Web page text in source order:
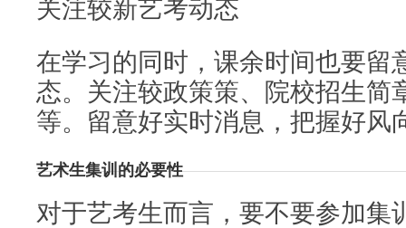
关注较新艺考动态
在学习的同时，课余时间也要留
态。关注较政策策、院校招生简
等。留意好实时消息，把握好风
艺术生集训的必要性
对于艺考生而言，要不要参加集